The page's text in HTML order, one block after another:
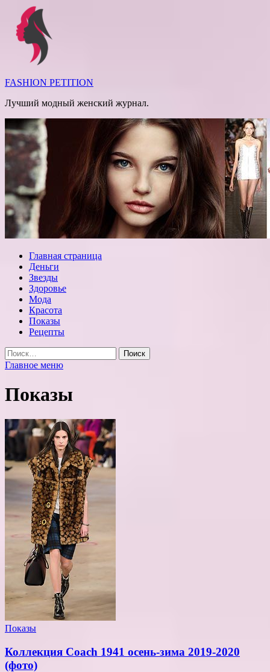
Перейти
содержимому
FASHION PETITION
Лучший модный женский журнал.
Главная страница
Деньги
Звезды
Здоровье
Мода
Красота
Показы
Рецепты
Найти:
Главное меню
Показы
Показы
Коллекция Coach 1941 осень-зима 2019-2020
(фото)